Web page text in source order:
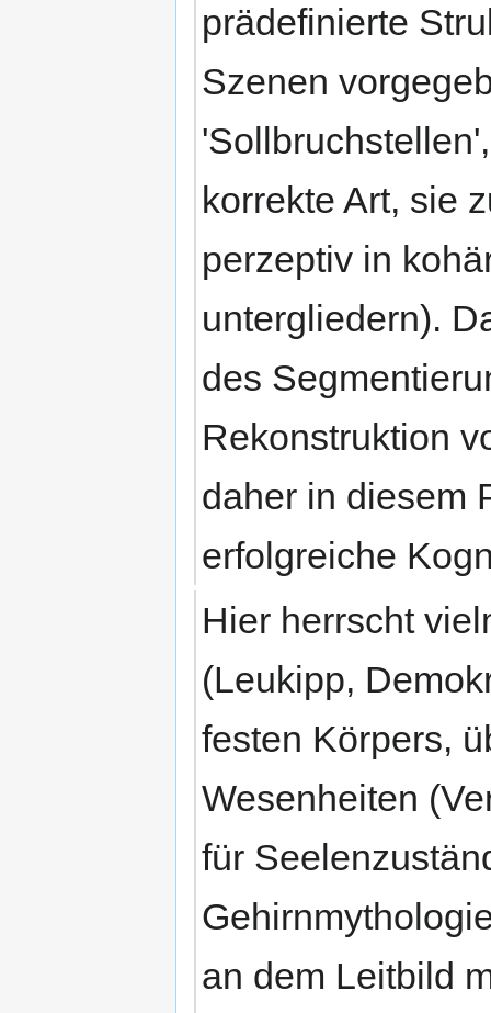
prädefinierte
Szenen
korrekte Art, sie
perzeptiv in
untergliedern).
des
Rekonstruktion
daher in diesem
erfolgreiche
Hier herrscht
(Leukipp,
festen Körpers,
Wesenheiten
für
an dem Leitbild